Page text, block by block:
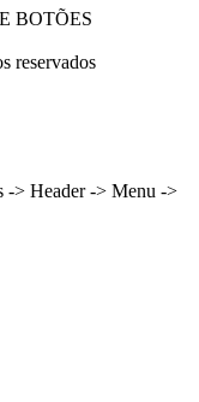
BOTÕES
reservados
-> Header -> Menu ->